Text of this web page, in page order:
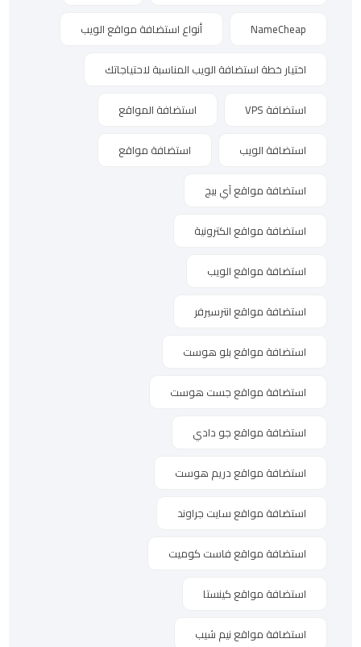
NameCheap أنواع استضافة مواقع الويب
اختيار خطة استضافة الويب المناسبة لاحتياجاتك
استضافة VPS استضافة المواقع
استضافة الويب استضافة مواقع
استضافة مواقع آي بيج
استضافة مواقع الكترونية
استضافة مواقع الويب
استضافة مواقع انترسيرفر
استضافة مواقع بلو هوست
استضافة مواقع جست هوست
استضافة مواقع جو دادي
استضافة مواقع دريم هوست
استضافة مواقع سايت جراوند
استضافة مواقع فاست كوميت
استضافة مواقع كينستا
استضافة مواقع نيم شيب